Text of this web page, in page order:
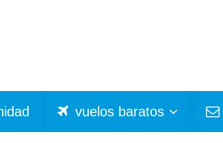
vuelos baratos